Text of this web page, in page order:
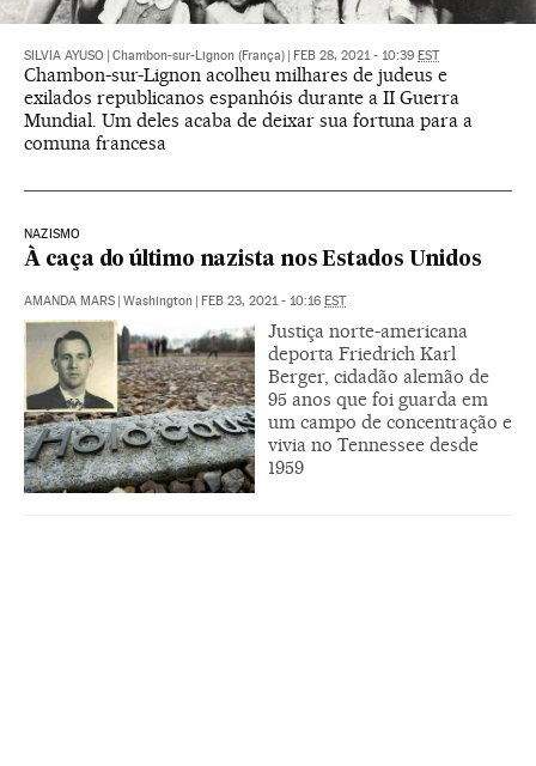
SILVIA AYUSO Chambon-sur-Lignon (França) FEB 28, 2021 - 10:39 EST
Chambon-sur-Lignon acolheu milhares de judeus e
exilados republicanos espanhóis durante a II Guerra
Mundial. Um deles acaba de deixar sua fortuna para a
comuna francesa
NAZISMO
À caça do último nazista nos Estados Unidos
AMANDA MARS Washington FEB 23, 2021 - 10:16 EST
Justiça norte-americana
deporta Friedrich Karl
Berger, cidadão alemão de
95 anos que foi guarda em
um campo de concentração e
vivia no Tennessee desde
1959